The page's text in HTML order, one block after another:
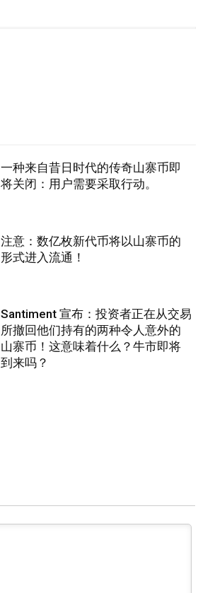
一种来自昔日时代的传奇山寨币即
将关闭：用户需要采取行动。
注意：数亿枚新代币将以山寨币的
形式进入流通！
Santiment 宣布：投资者正在从交易
所撤回他们持有的两种令人意外的
山寨币！这意味着什么？牛市即将
到来吗？